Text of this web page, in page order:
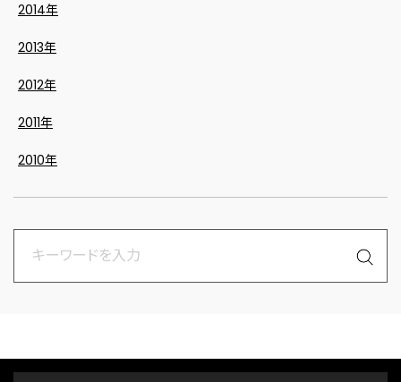
2014年
2013年
2012年
2011年
2010年